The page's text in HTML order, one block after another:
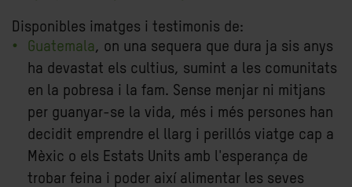
Disponibles imatges i testimonis de:
Guatemala, on una sequera que dura ja sis anys
ha devastat els cultius, sumint a les comunitats
en la pobresa i la fam. Sense menjar ni mitjans
per guanyar-se la vida, més i més persones han
decidit emprendre el llarg i perillós viatge cap a
Mèxic o els Estats Units amb l'esperança de
trobar feina i poder així alimentar les seves